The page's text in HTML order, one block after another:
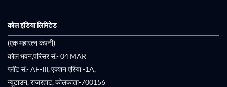
कोल इंडिया लिमिटेड
(एक महारत्न कंपनी)
कोल भवन,परिसर सं.- 04 MAR
प्लॉट सं.- AF-III, एक्शन एरिया -1A,
न्यूटाउन, राजरहाट, कोलकाता-700156